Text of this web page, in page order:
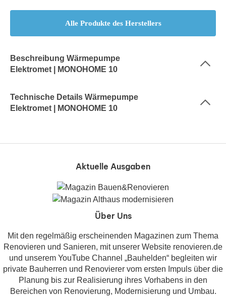
Alle Produkte des Herstellers
Beschreibung Wärmepumpe
Elektromet | MONOHOME 10
Technische Details Wärmepumpe
Elektromet | MONOHOME 10
Aktuelle Ausgaben
Über Uns
Mit den regelmäßig erscheinenden Magazinen zum Thema
Renovieren und Sanieren, mit unserer Website renovieren.de
und unserem YouTube Channel „Bauhelden“ begleiten wir
private Bauherren und Renovierer vom ersten Impuls über die
Planung bis zur Realisierung ihres Vorhabens in den
Bereichen von Renovierung, Modernisierung und Umbau.